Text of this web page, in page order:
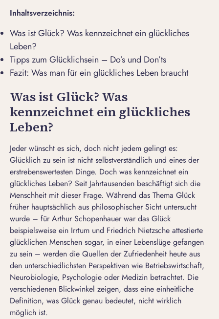
Inhaltsverzeichnis:
Was ist Glück? Was kennzeichnet ein glückliches
Leben?
Tipps zum Glücklichsein – Do’s und Don’ts
Fazit: Was man für ein glückliches Leben braucht
Was ist Glück? Was
kennzeichnet ein glückliches
Leben?
Jeder wünscht es sich, doch nicht jedem gelingt es:
Glücklich zu sein ist nicht selbstverständlich und eines der
erstrebenswertesten Dinge. Doch was kennzeichnet ein
glückliches Leben? Seit Jahrtausenden beschäftigt sich die
Menschheit mit dieser Frage. Während das Thema Glück
früher hauptsächlich aus philosophischer Sicht untersucht
wurde – für Arthur Schopenhauer war das Glück
beispielsweise ein Irrtum und Friedrich Nietzsche attestierte
glücklichen Menschen sogar, in einer Lebenslüge gefangen
zu sein – werden die Quellen der Zufriedenheit heute aus
den unterschiedlichsten Perspektiven wie Betriebswirtschaft,
Neurobiologie, Psychologie oder Medizin betrachtet. Die
verschiedenen Blickwinkel zeigen, dass eine einheitliche
Definition, was Glück genau bedeutet, nicht wirklich
möglich ist.